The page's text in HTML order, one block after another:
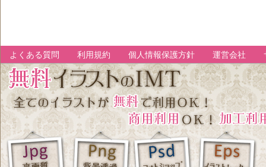
よくある質問 利用規約 個人情報保護方針 運営会社